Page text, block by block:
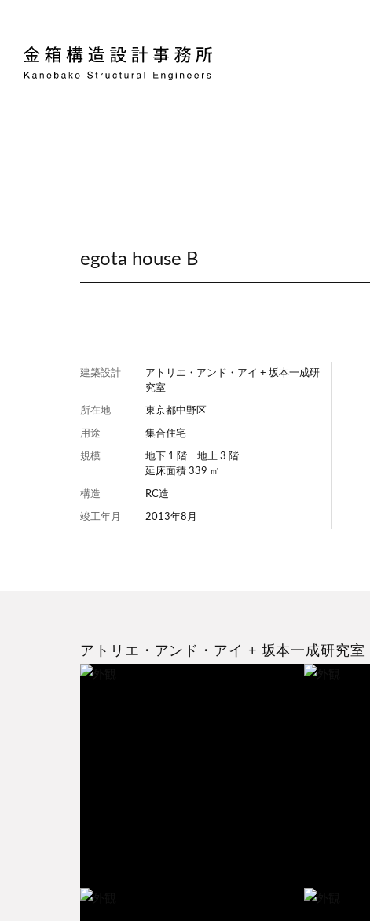
egota house B
建築設計
アトリエ・アンド・アイ + 坂本一成研
究室
所在地 東京都中野区
用途 集合住宅
規模
地下 1 階 地上 3 階
延床面積 339 ㎡
構造 RC造
竣工年月 2013年8月
アトリエ・アンド・アイ + 坂本一成研究室